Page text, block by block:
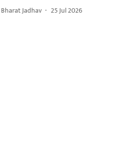
Bharat Jadhav 25 Jul 2026